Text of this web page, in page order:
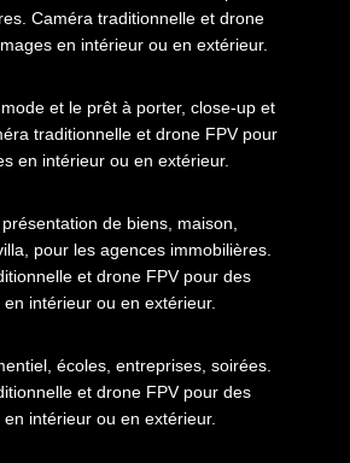
Caméra traditionnelle et drone
en intérieur ou en extérieur.
et le prêt à porter, close-up et
traditionnelle et drone FPV pour
en intérieur ou en extérieur.
de biens, maison,
pour les agences immobilières.
et drone FPV pour des
en intérieur ou en extérieur.
écoles, entreprises, soirées.
et drone FPV pour des
en intérieur ou en extérieur.